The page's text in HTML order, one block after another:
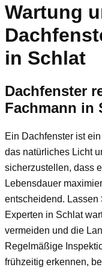
Wartung
in Schlat
Dachfenster
Fachmann in
Ein Dachfenster ist
das natürliches Licht
sicherzustellen, dass
Lebensdauer
entscheidend. Lassen
Experten in Schlat
vermeiden und die
Regelmäßige
frühzeitig erkennen,